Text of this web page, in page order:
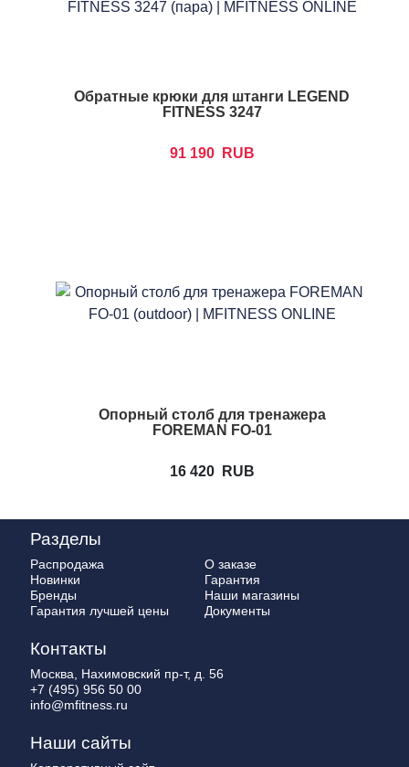
Обратные крюки для штанги LEGEND
FITNESS 3247
91 190 RUB
Опорный столб для тренажера
FOREMAN FO-01
16 420 RUB
Разделы
Распродажа
Новинки
Бренды
Гарантия лучшей цены
О заказе
Гарантия
Наши магазины
Документы
Контакты
Москва, Нахимовский пр-т, д. 56
+7 (495) 956 50 00
info@mfitness.ru
Наши сайты